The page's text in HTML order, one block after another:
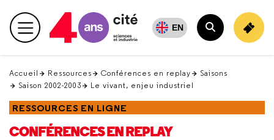
en
haut Menu principal EN
Rechercher
Accueil Ressources Conférences en replay
Saisons
Saison 2002-2003
Le vivant, enjeu industriel
RESSOURCES EN LIGNE
CONFÉRENCES EN REPLAY